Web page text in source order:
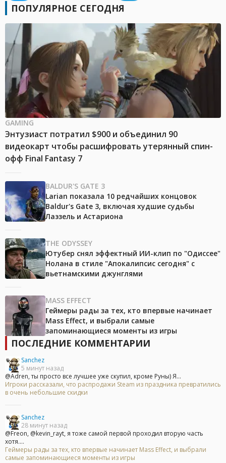
ПОПУЛЯРНОЕ СЕГОДНЯ
GAMING
Энтузиаст потратил $900 и объединил 90
видеокарт чтобы расшифровать утерянный спин-
офф Final Fantasy 7
BALDUR'S GATE 3
Larian показала 10 редчайших концовок
Baldur's Gate 3, включая худшие судьбы
Лаэзель и Астариона
THE ODYSSEY
Ютубер снял эффектный ИИ-клип по "Одиссее"
Нолана в стиле "Апокалипсис сегодня" с
вьетнамскими джунглями
MASS EFFECT
Геймеры рады за тех, кто впервые начинает
Mass Effect, и выбрали самые
запоминающиеся моменты из игры
ПОСЛЕДНИЕ КОММЕНТАРИИ
Sanchez
5 минут назад
@Adren, ты просто все лучшее уже скупил, кроме Руны) Я...
Игроки рассказали, что распродажи Steam из праздника превратились
в очень небольшие скидки
Sanchez
28 минут назад
@Freon, @kevin_rayt, я тоже самой первой проходил вторую часть
хотя....
Геймеры рады за тех, кто впервые начинает Mass Effect, и выбрали
самые запоминающиеся моменты из игры